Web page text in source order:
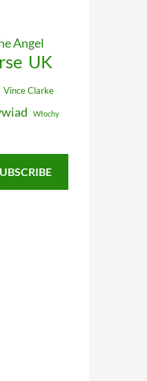
Angel
UK
Vince Clarke
Włochy